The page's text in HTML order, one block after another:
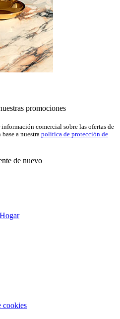
promociones
comercial sobre las ofertas de
a nuestra política de protección de
de nuevo
cookies